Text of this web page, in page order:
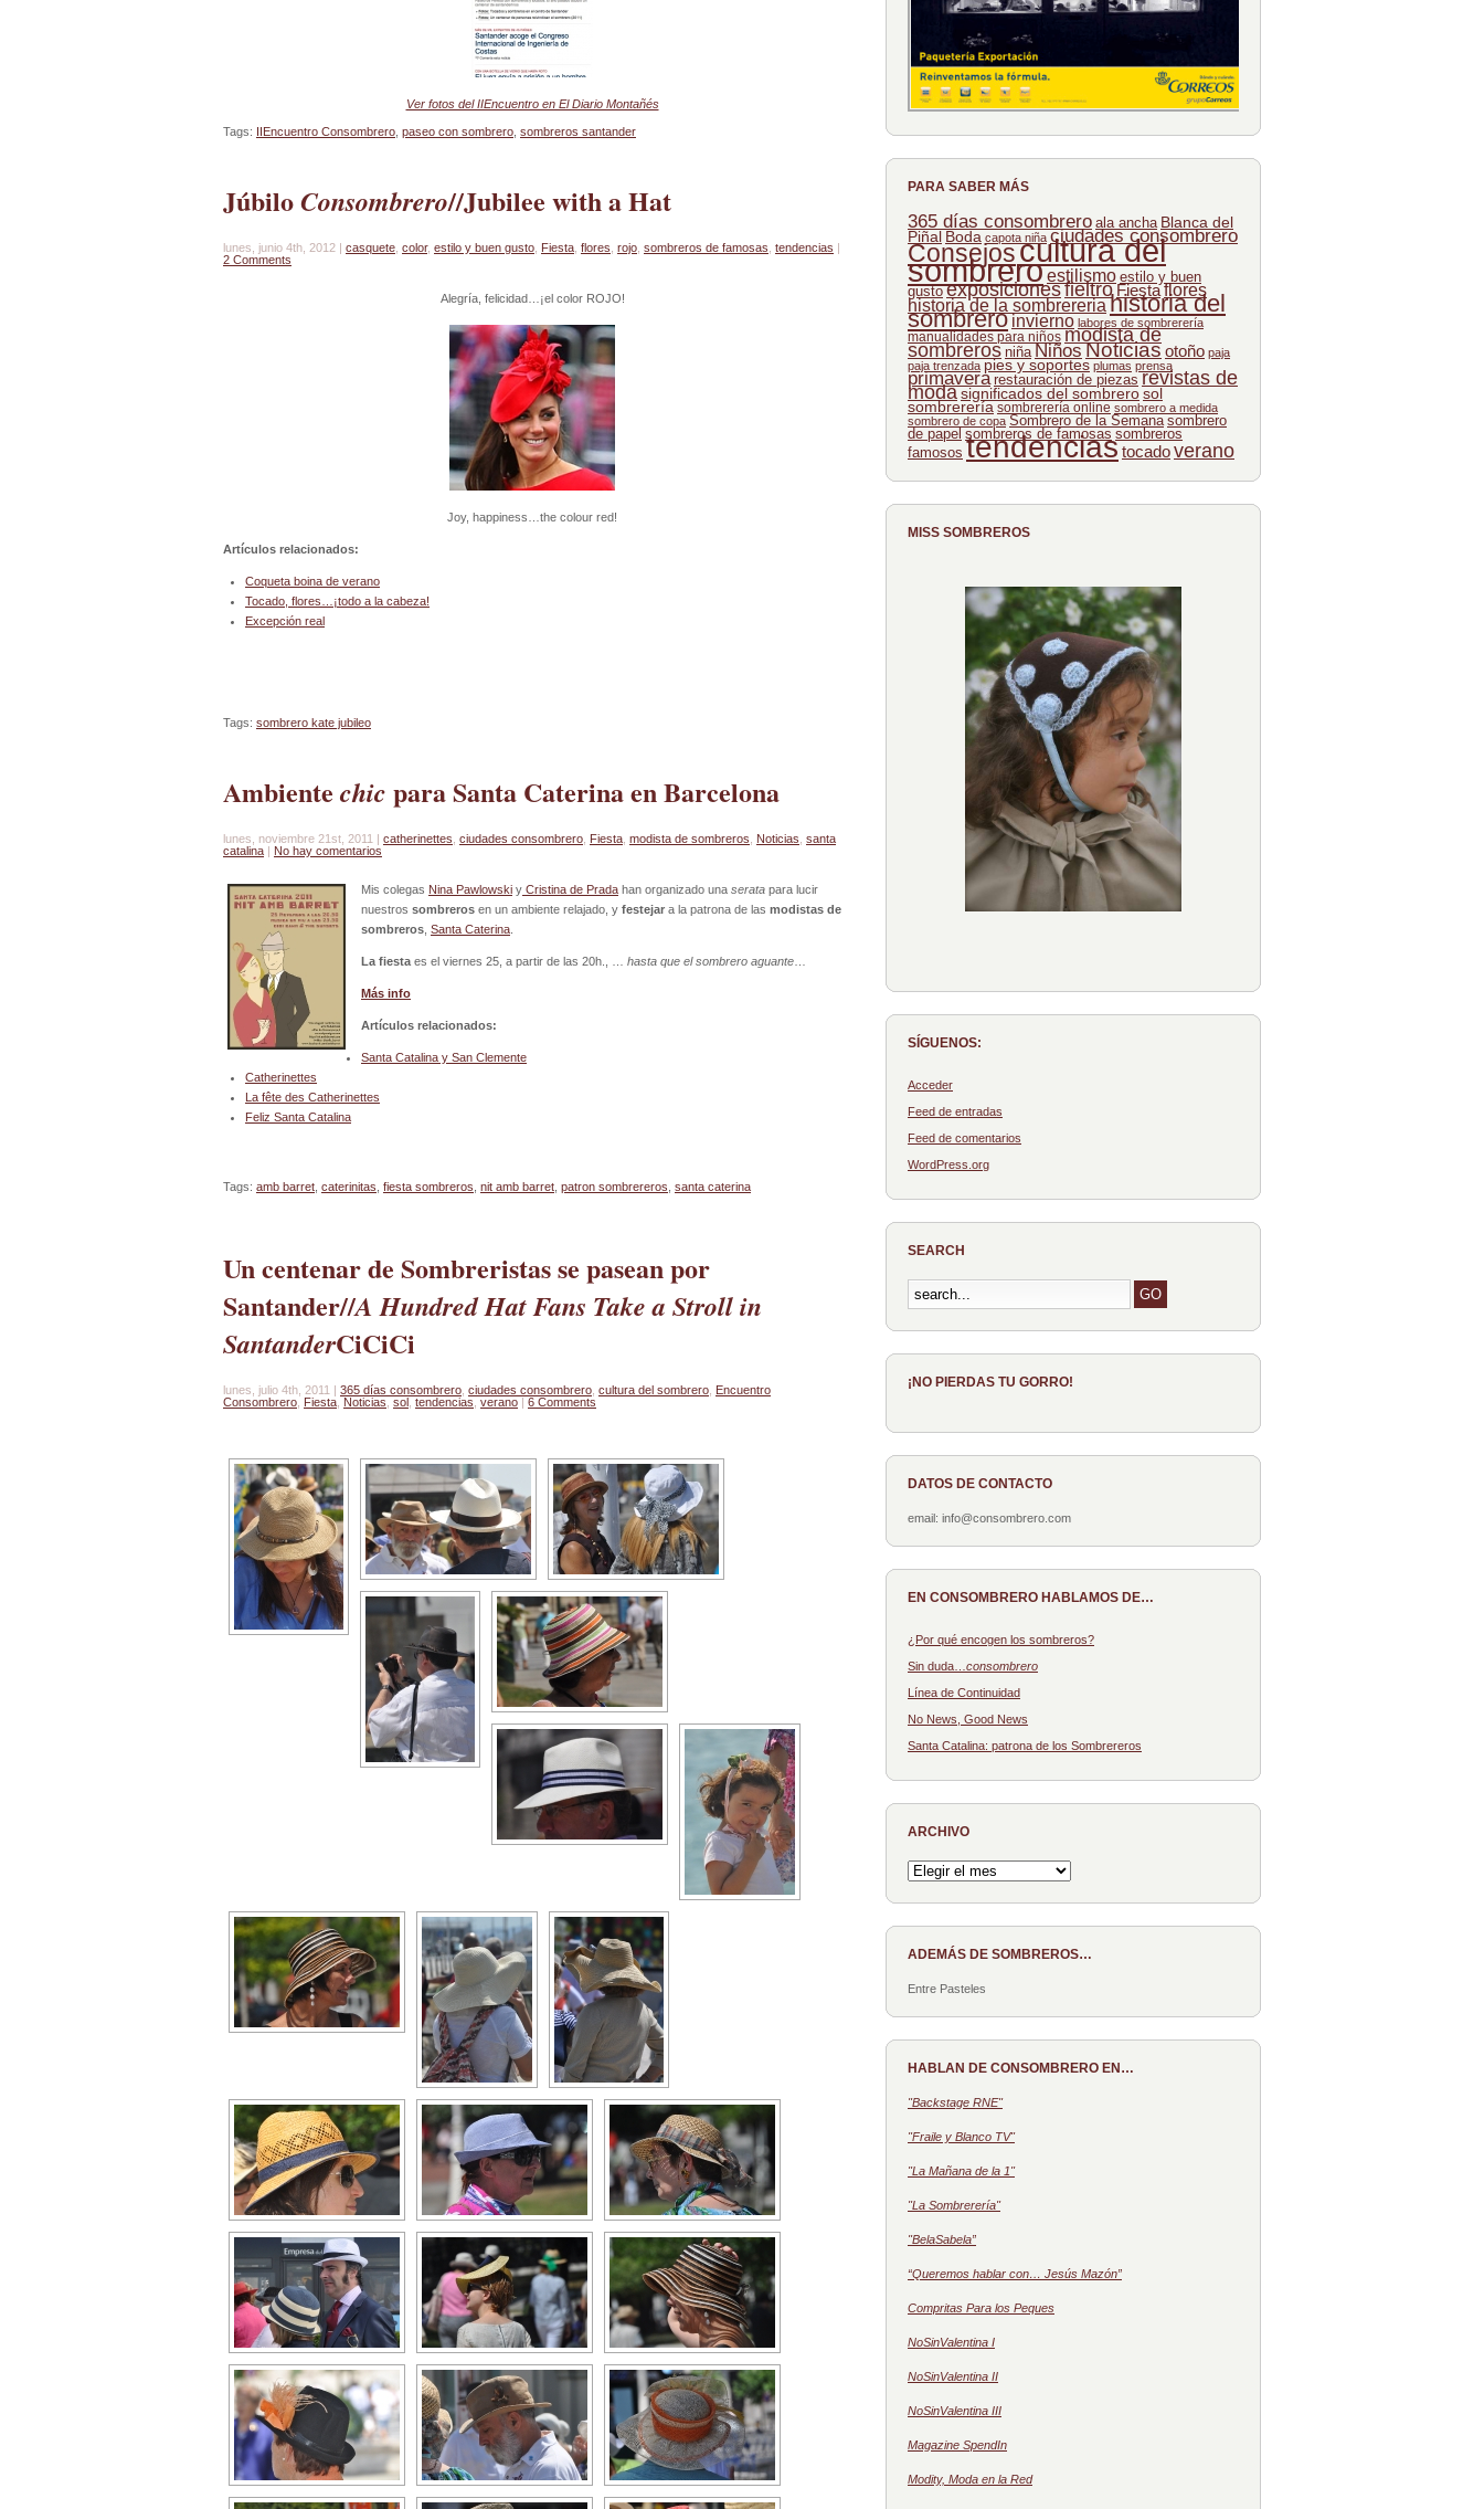
Ver fotos del IIEncuentro en El Diario Montañés
Tags: IIEncuentro Consombrero paseo con sombrero sombreros santander
JúbiloConsombrero//Jubilee with a Hat
lunes, junio 4th, 2012 | casquete color, estilo y buen gusto Fiesta flores rojo sombreros de famosas tendencias |
2 Comments
Alegría, felicidad…¡el color ROJO!
Joy, happiness…the colour red!
Artículos relacionados:
Coqueta boina de verano
Tocado, flores…¡todo a la cabeza!
Excepción real
Tags: sombrero kate jubileo
Ambiente chic para Santa Caterina en Barcelona
lunes, noviembre 21st, 2011 | catherinettes ciudades consombrero Fiesta modista de sombreros Noticias santa
catalina | No hay comentarios
Mis colegas Nina Pawlowski y Cristina de Prada han organizado una serata para lucir
nuestros sombreros en un ambiente relajado, y festejar a la patrona de las modistas de
sombreros Santa Caterina
La fiesta es el viernes 25, a partir de las 20h., … hasta que el sombrero aguante
Más info
Artículos relacionados:
Santa Catalina y San Clemente
Catherinettes
La fête des Catherinettes
Feliz Santa Catalina
Tags: amb barret caterinitas fiesta sombreros nit amb barret patron sombrereros santa caterina
Un centenar de Sombreristas se pasean por
Santander//A Hundred Hat Fans Take a Stroll in
SantanderCiCiCi
lunes, julio 4th, 2011 | 365 días consombrero ciudades consombrero cultura del sombrero Encuentro
Consombrero Fiesta Noticias sol tendencias verano | 6 Comments
PARA SABER MÁS
365 días consombrero ala ancha Blanca del
Piñal Boda capota niña ciudades consombrero
Consejoscultura del
sombreroestilismo estilo y buen
gusto exposicionesfieltro Fiestaflores
historia de la sombrereria historia del
sombreroinvierno labores de sombrerería
manualidades para niños modista de
sombreros niña NiñosNoticiasotoño paja
paja trenzada pies y soportes plumas prensa
primavera restauración de piezas revistas de
modasignificados del sombrero sol
sombrerería sombrerería online sombrero a medida
sombrero de copa Sombrero de la Semana sombrero
de papel sombreros de famosas sombreros
famosos tendenciastocadoverano
MISS SOMBREROS
SÍGUENOS:
Acceder
Feed de entradas
Feed de comentarios
WordPress.org
SEARCH
¡NO PIERDAS TU GORRO!
DATOS DE CONTACTO
email: info@consombrero.com
EN CONSOMBRERO HABLAMOS DE…
¿Por qué encogen los sombreros?
Sin duda… consombrero
Línea de Continuidad
No News, Good News
Santa Catalina: patrona de los Sombrereros
ARCHIVO
Archivo
ADEMÁS DE SOMBREROS…
Entre Pasteles
HABLAN DE CONSOMBRERO EN…
"Backstage RNE"
"Fraile y Blanco TV"
"La Mañana de la 1"
"La Sombrerería"
"BelaSabela”
“Queremos hablar con… Jesús Mazón”
Compritas Para los Peques
NoSinValentina I
NoSinValentina II
NoSinValentina III
Magazine SpendIn
Modity, Moda en la Red